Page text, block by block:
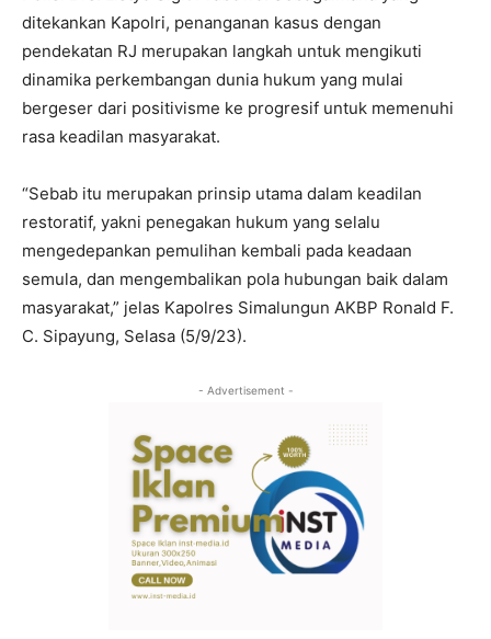
ditekankan Kapolri, penanganan kasus dengan
pendekatan RJ merupakan langkah untuk mengikuti
dinamika perkembangan dunia hukum yang mulai
bergeser dari positivisme ke progresif untuk memenuhi
rasa keadilan masyarakat.
“Sebab itu merupakan prinsip utama dalam keadilan
restoratif, yakni penegakan hukum yang selalu
mengedepankan pemulihan kembali pada keadaan
semula, dan mengembalikan pola hubungan baik dalam
masyarakat,” jelas Kapolres Simalungun AKBP Ronald F.
C. Sipayung, Selasa (5/9/23).
- Advertisement -